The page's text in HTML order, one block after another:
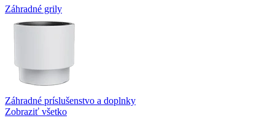
Záhradné grily
Záhradné príslušenstvo a doplnky
Zobraziť všetko